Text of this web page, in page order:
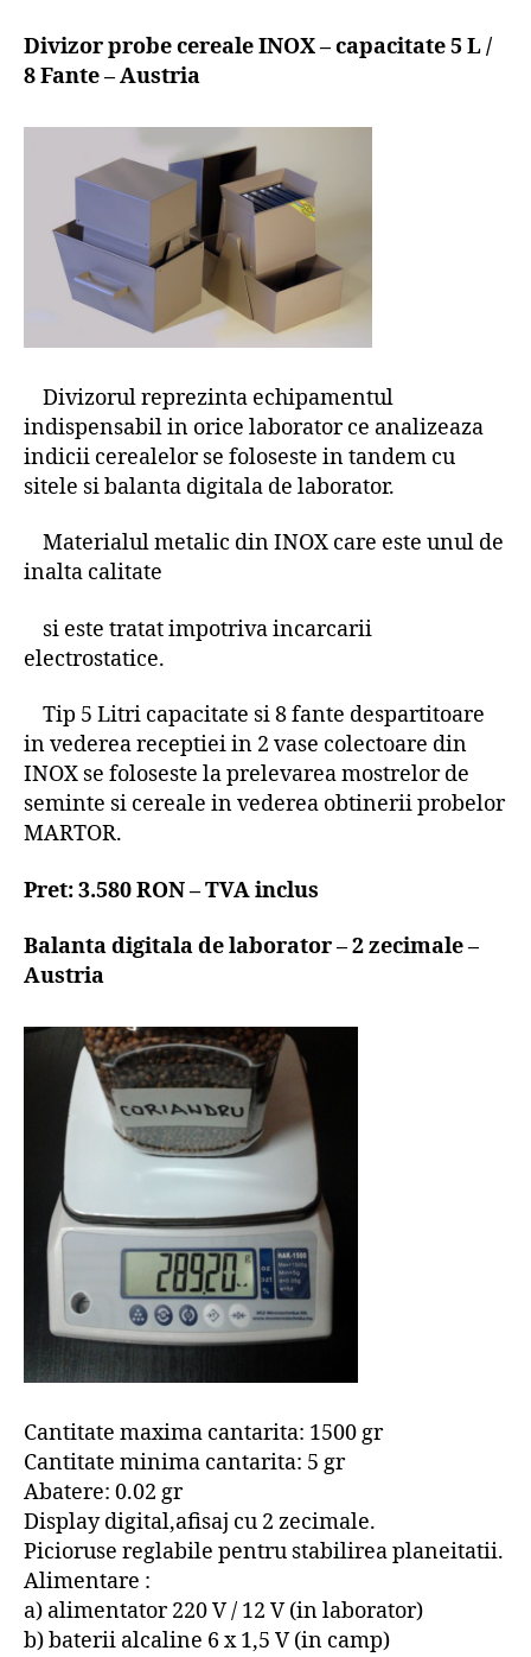
Divizor probe cereale INOX – capacitate 5 L /
8 Fante – Austria
Divizorul reprezinta echipamentul
indispensabil in orice laborator ce analizeaza
indicii cerealelor se foloseste in tandem cu
sitele si balanta digitala de laborator.
Materialul metalic din INOX care este unul de
inalta calitate
si este tratat impotriva incarcarii
electrostatice.
Tip 5 Litri capacitate si 8 fante despartitoare
in vederea receptiei in 2 vase colectoare din
INOX se foloseste la prelevarea mostrelor de
seminte si cereale in vederea obtinerii probelor
MARTOR.
Pret: 3.580 RON – TVA inclus
Balanta digitala de laborator – 2 zecimale –
Austria
Cantitate maxima cantarita: 1500 gr
Cantitate minima cantarita: 5 gr
Abatere: 0.02 gr
Display digital,afisaj cu 2 zecimale.
Picioruse reglabile pentru stabilirea planeitatii.
Alimentare :
a) alimentator 220 V / 12 V (in laborator)
b) baterii alcaline 6 x 1,5 V (in camp)